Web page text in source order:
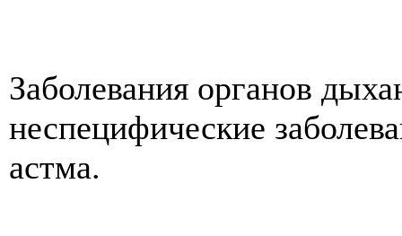
Заболевания органов
неспецифические
астма.